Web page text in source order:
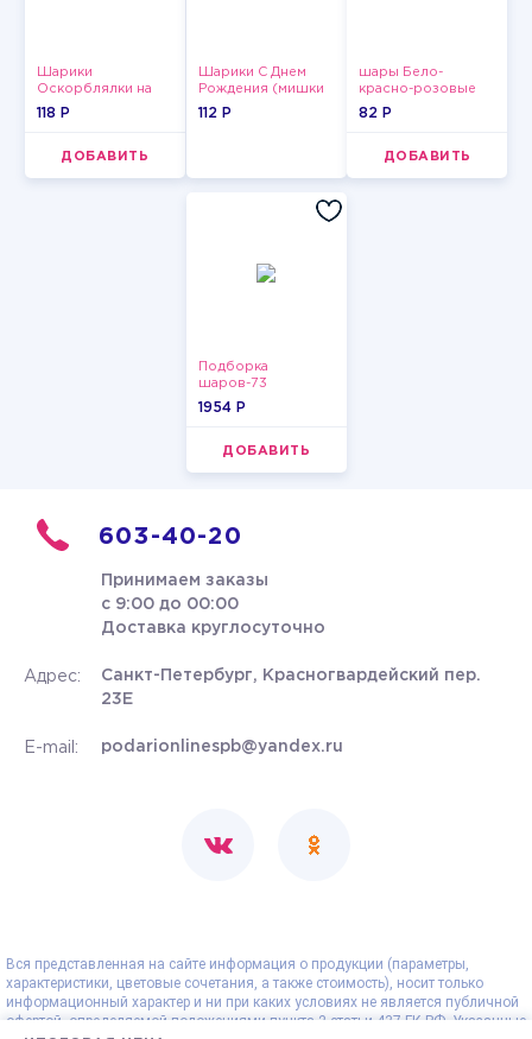
Шарики
Оскорблялки на
день рождения для
118 P
ДОБАВИТЬ
Шарики С Днем
Рождения (мишки
и тортики)
112 P
шары Бело-
красно-розовые
пастельные
82 P
ДОБАВИТЬ
Подборка
шаров-73
1954 P
ДОБАВИТЬ
603-40-20
Принимаем заказы
с 9:00 до 00:00
Доставка круглосуточно
Адрес:
Санкт-Петербург, Красногвардейский пер.
23Е
E-mail: podarionlinespb@yandex.ru
Вся представленная на сайте информация о продукции (параметры,
характеристики, цветовые сочетания, а также стоимость), носит только
информационный характер и ни при каких условиях не является публичной
офертой, определяемой положениями пункта 2 статьи 437 ГК РФ. Указанные